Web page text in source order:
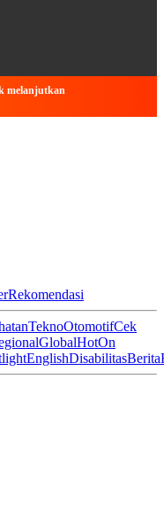
melanjutkan
Rekomendasi
TeknoOtomotifCek
GlobalHotOn
EnglishDisabilitasBerita